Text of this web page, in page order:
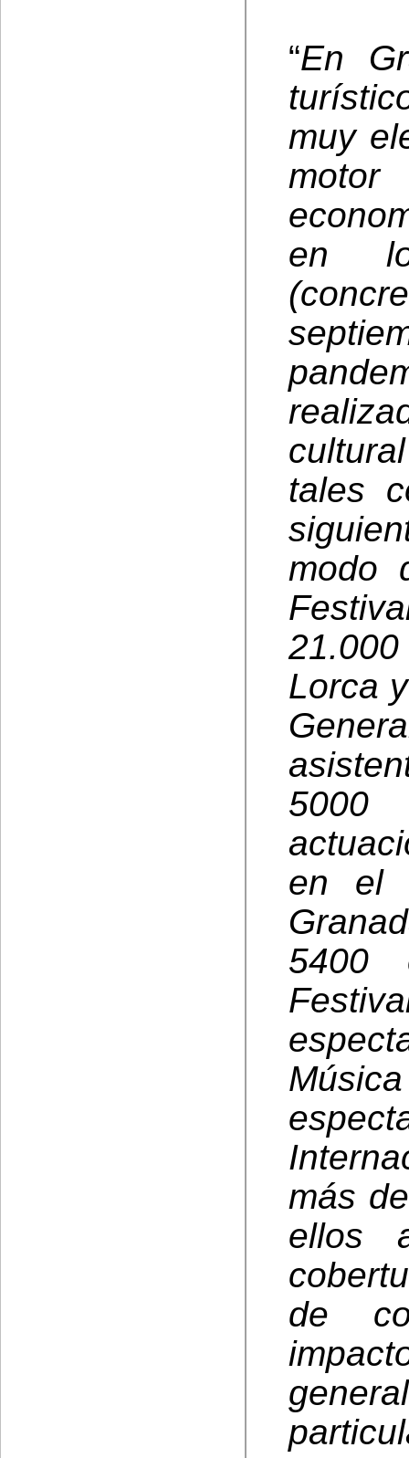
“En
muy
en
tales
modo
Lorca
en el
5400
más
ellos
de